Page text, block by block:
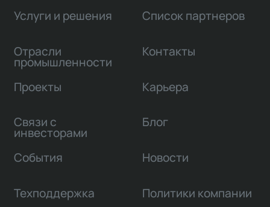
Услуги и решения
Отрасли
промышленности
Проекты
Связи с
инвесторами
Список партнеров
Контакты
Карьера
Блог
События Новости
Техподдержка Политики компании